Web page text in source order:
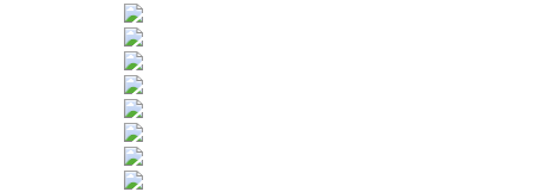
Sportangebot